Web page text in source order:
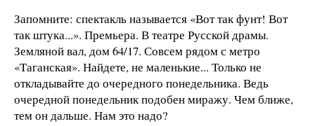
Запомните: спектакль называется «Вот так фунт! Вот
так штука...». Премьера. В театре Русской драмы.
Земляной вал, дом 64/17. Совсем рядом с метро
«Таганская». Найдете, не маленькие... Только не
откладывайте до очередного понедельника. Ведь
очередной понедельник подобен миражу. Чем ближе,
тем он дальше. Нам это надо?